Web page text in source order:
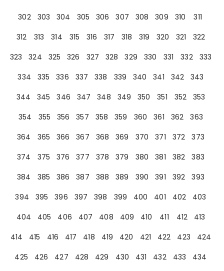
302
303 304 305 306 307 308 309 310
311
312
313 314 315 316 317 318 319 320 321
322
323
324 325 326 327 328 329 330 331 332
333
334
335 336 337 338 339 340 341 342
343
344
345 346 347 348 349 350 351 352
353
354
355 356 357 358 359 360 361 362
363
364
365 366 367 368 369 370 371 372
373
374
375 376 377 378 379 380 381 382
383
384
385 386 387 388 389 390 391 392
393
394
395 396 397 398 399 400 401 402
403
404
405 406 407 408 409 410 411 412
413
414
415 416 417 418 419 420 421 422 423
424
425
426 427 428 429 430 431 432 433
434